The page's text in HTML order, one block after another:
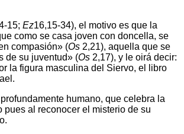
15; Ez16,15-34), el motivo es que la
como se casa joven con doncella, se
compasión» (Os 2,21), aquella que se
de su juventud» (Os 2,17), y le oirá decir:
la figura masculina del Siervo, el libro
humano, que celebra la
al reconocer el misterio de su